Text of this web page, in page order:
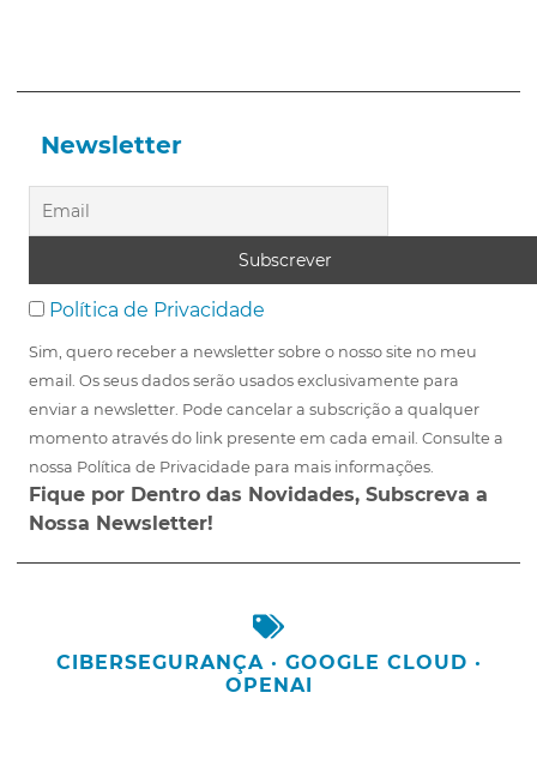
Newsletter
Política de Privacidade
Sim, quero receber a newsletter sobre o nosso site no meu
email. Os seus dados serão usados exclusivamente para
enviar a newsletter. Pode cancelar a subscrição a qualquer
momento através do link presente em cada email. Consulte a
nossa Política de Privacidade para mais informações.
Fique por Dentro das Novidades, Subscreva a
Nossa Newsletter!
CIBERSEGURANÇA· GOOGLE CLOUD ·
OPENAI